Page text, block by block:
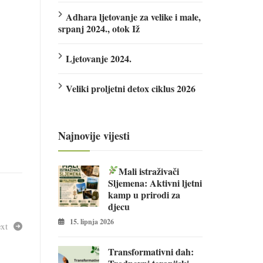
Adhara ljetovanje za velike i male,
srpanj 2024., otok Iž
Ljetovanje 2024.
Veliki proljetni detox ciklus 2026
Najnovije vijesti
Mali istraživači
Sljemena: Aktivni ljetni
kamp u prirodi za
djecu
15. lipnja 2026
Transformativni dah: